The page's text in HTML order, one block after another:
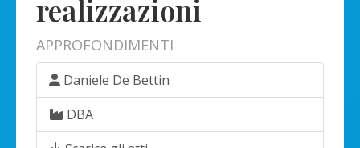
realizzazioni
APPROFONDIMENTI
Daniele De Bettin
DBA